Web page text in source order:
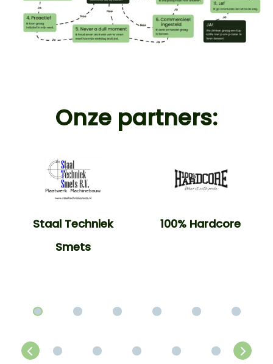
Onze partners:
Staal Techniek
Smets
100% Hardcore